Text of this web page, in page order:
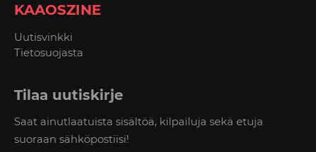
KAAOSZINE
Uutisvinkki
Tietosuojasta
Tilaa uutiskirje
Saat ainutlaatuista sisältöä, kilpailuja sekä etuja
suoraan sähköpostiisi!